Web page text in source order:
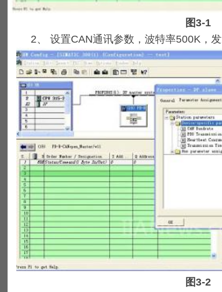
图3-1
2、 设置CAN通讯参数，波特率500K，发
图3-2